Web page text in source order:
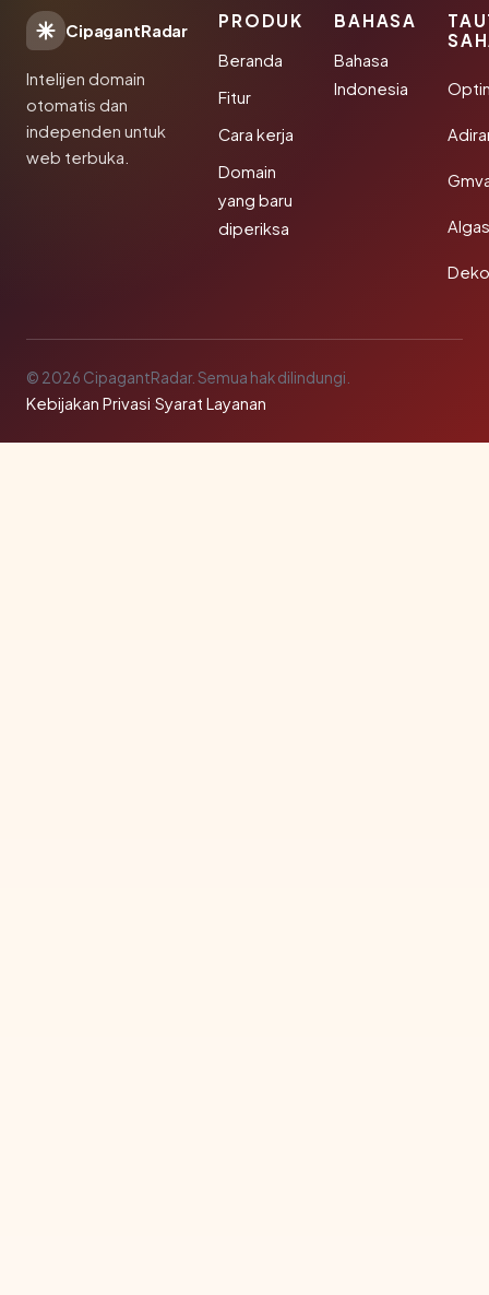
CipagantRadar
Intelijen domain
otomatis dan
independen untuk
web terbuka.
PRODUK
Beranda
Fitur
Cara kerja
Domain
yang baru
diperiksa
BAHASA
Bahasa
Indonesia
© 2026 CipagantRadar. Semua hak dilindungi.
Kebijakan Privasi·Syarat Layanan